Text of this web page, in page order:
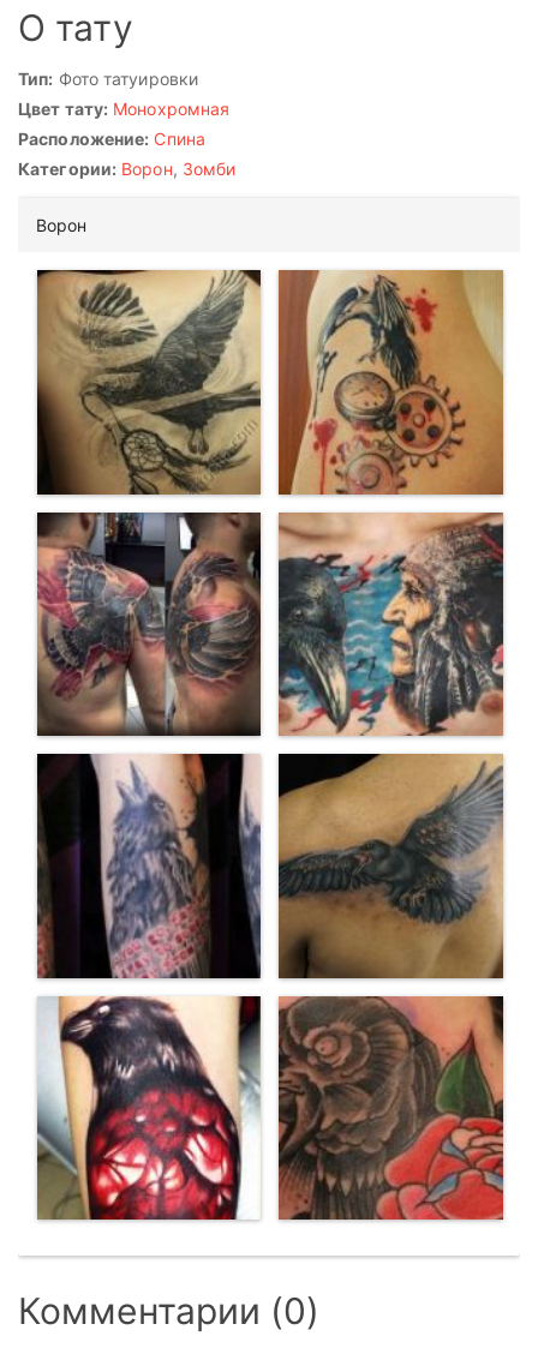
О тату
Тип: Фото татуировки
Цвет тату: Монохромная
Расположение: Спина
Категории: Ворон, Зомби
Ворон
Комментарии (0)